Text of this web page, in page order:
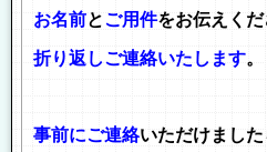
お名前とご用件をお伝えくだ
折り返しご連絡いたします。
事前にご連絡いただけました